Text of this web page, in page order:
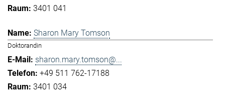
3401 041
Sharon Mary Tomson
Doktorandin
sharon.mary.tomson@...
+49 511 762-17188
3401 034